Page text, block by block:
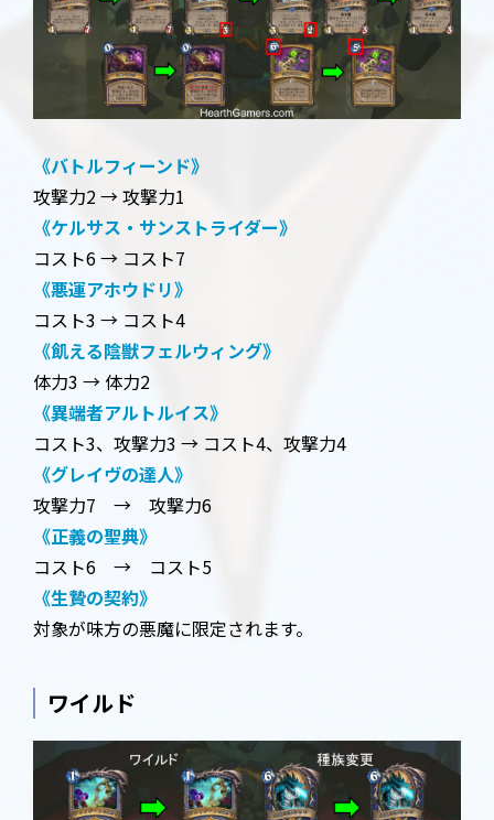
《バトルフィーンド》
攻撃力2 → 攻撃力1
《ケルサス・サンストライダー》
コスト6 → コスト7
《悪運アホウドリ》
コスト3 → コスト4
《飢える陰獣フェルウィング》
体力3 → 体力2
《異端者アルトルイス》
コスト3、攻撃力3 → コスト4、攻撃力4
《グレイヴの達人》
攻撃力7 → 攻撃力6
《正義の聖典》
コスト6 → コスト5
《生贄の契約》
対象が味方の悪魔に限定されます。
ワイルド